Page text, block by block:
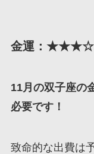
金運：
11月の双子座の
必要です！
致命的な出費は